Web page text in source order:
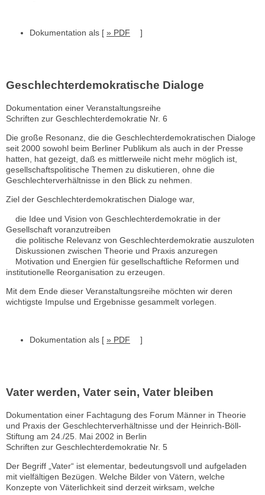
Dokumentation als [ » PDF ]
Geschlechterdemokratische Dialoge
Dokumentation einer Veranstaltungsreihe
Schriften zur Geschlechterdemokratie Nr. 6
Die große Resonanz, die die Geschlechterdemokratischen Dialoge
seit 2000 sowohl beim Berliner Publikum als auch in der Presse
hatten, hat gezeigt, daß es mittlerweile nicht mehr möglich ist,
gesellschaftspolitische Themen zu diskutieren, ohne die
Geschlechterverhältnisse in den Blick zu nehmen.
Ziel der Geschlechterdemokratischen Dialoge war,
die Idee und Vision von Geschlechterdemokratie in der
Gesellschaft voranzutreiben
die politische Relevanz von Geschlechterdemokratie auszuloten
Diskussionen zwischen Theorie und Praxis anzuregen
Motivation und Energien für gesellschaftliche Reformen und
institutionelle Reorganisation zu erzeugen.
Mit dem Ende dieser Veranstaltungsreihe möchten wir deren
wichtigste Impulse und Ergebnisse gesammelt vorlegen.
Dokumentation als [ » PDF ]
Vater werden, Vater sein, Vater bleiben
Dokumentation einer Fachtagung des Forum Männer in Theorie
und Praxis der Geschlechterverhältnisse und der Heinrich-Böll-
Stiftung am 24./25. Mai 2002 in Berlin
Schriften zur Geschlechterdemokratie Nr. 5
Der Begriff „Vater“ ist elementar, bedeutungsvoll und aufgeladen
mit vielfältigen Bezügen. Welche Bilder von Vätern, welche
Konzepte von Väterlichkeit sind derzeit wirksam, welche